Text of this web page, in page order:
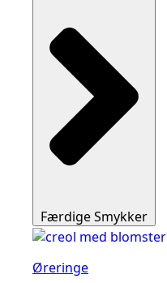
Færdige Smykker
Øreringe